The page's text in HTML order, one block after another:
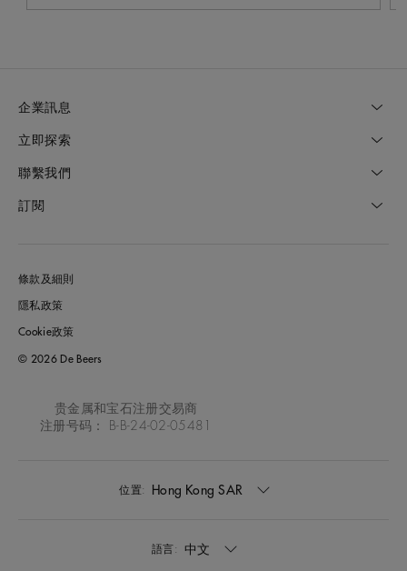
企業訊息
立即探索
聯繫我們
訂閱
條款及細則
隱私政策
Cookie政策
© 2026 De Beers
贵金属和宝石注册交易商
注册号码： B-B-24-02-05481
位置: Hong Kong SAR
語言: 中文